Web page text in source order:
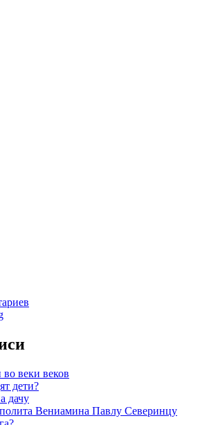
веки веков
дети?
дачу
Вениамина Павлу Северинцу